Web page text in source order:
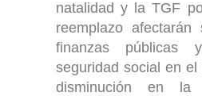
natalidad y la TGF
reemplazo afectarán
finanzas
seguridad social en
disminución en la